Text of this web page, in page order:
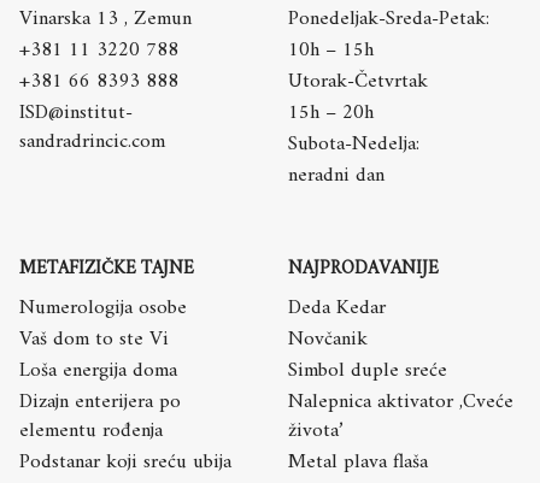
Vinarska 13 , Zemun
+381 11 3220 788
+381 66 8393 888
ISD@institut-
sandradrincic.com
Ponedeljak-Sreda-Petak:
10h – 15h
Utorak-Četvrtak
15h – 20h
Subota-Nedelja:
neradni dan
METAFIZIČKE TAJNE
Numerologija osobe
Vaš dom to ste Vi
Loša energija doma
Dizajn enterijera po
elementu rođenja
Podstanar koji sreću ubija
NAJPRODAVANIJE
Deda Kedar
Novčanik
Simbol duple sreće
Nalepnica aktivator ,Cveće
života’
Metal plava flaša